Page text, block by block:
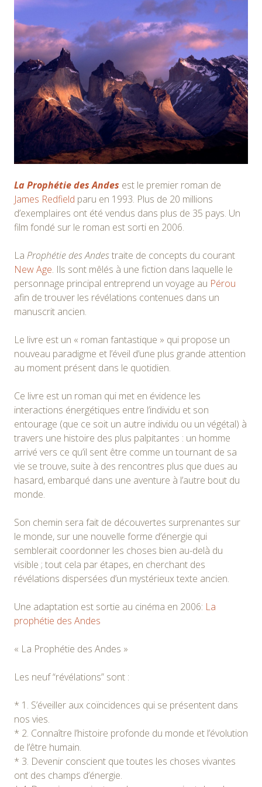
La Prophétie des Andes est le premier roman de
James Redfield paru en 1993. Plus de 20 millions
d’exemplaires ont été vendus dans plus de 35 pays. Un
film fondé sur le roman est sorti en 2006.
La Prophétie des Andestraite de concepts du courant
New Age. Ils sont mêlés à une fiction dans laquelle le
personnage principal entreprend un voyage au Pérou
afin de trouver les révélations contenues dans un
manuscrit ancien.
Le livre est un « roman fantastique » qui propose un
nouveau paradigme et l’éveil d’une plus grande attention
au moment présent dans le quotidien.
Ce livre est un roman qui met en évidence les
interactions énergétiques entre l’individu et son
entourage (que ce soit un autre individu ou un végétal) à
travers une histoire des plus palpitantes : un homme
arrivé vers ce qu’il sent être comme un tournant de sa
vie se trouve, suite à des rencontres plus que dues au
hasard, embarqué dans une aventure à l’autre bout du
monde.
Son chemin sera fait de découvertes surprenantes sur
le monde, sur une nouvelle forme d’énergie qui
semblerait coordonner les choses bien au-delà du
visible ; tout cela par étapes, en cherchant des
révélations dispersées d’un mystérieux texte ancien.
Une adaptation est sortie au cinéma en 2006: La
prophétie des Andes
« La Prophétie des Andes »
Les neuf “révélations” sont :
* 1. S’éveiller aux coïncidences qui se présentent dans
nos vies.
* 2. Connaître l’histoire profonde du monde et l’évolution
de l’être humain.
* 3. Devenir conscient que toutes les choses vivantes
ont des champs d’énergie.